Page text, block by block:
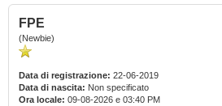
FPE
(Newbie)
Data di registrazione: 22-06-2019
Data di nascita: Non specificato
Ora locale: 09-08-2026 e 03:40 PM